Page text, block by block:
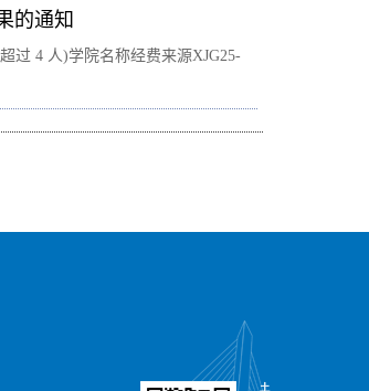
的通知
过 4 人)学院名称经费来源XJG25-